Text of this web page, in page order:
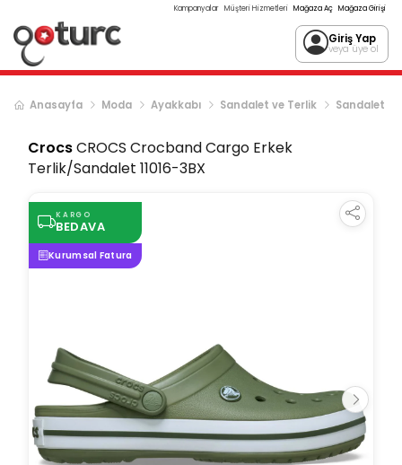
Kampanyalar Müşteri Hizmetleri Mağaza Aç Mağaza Girişi
Giriş Yap
veya üye ol
Anasayfa Moda Ayakkabı Sandalet ve Terlik Sandalet
CrocsCROCS Crocband Cargo Erkek
Terlik/Sandalet 11016-3BX
KARGO
BEDAVA
Kurumsal Fatura